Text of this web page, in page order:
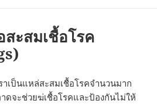
ะสมเชื้อโรค
าเป็นแหล่สะสมเชื้อโรคจำนวนมาก
ดจะช่วยฆ่เชื้อโรคและป้องกันไม่ให้